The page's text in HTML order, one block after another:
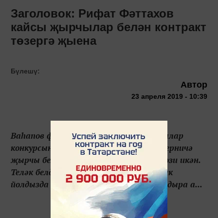
Заголовок: Рифат Фәттахов
кайсы җырчылар белән контракт
төзергә җыена
Бүлешү:
Автор
23 апреля 2019 - 10:39
Ваһапов фестиваленең яшь башкаручылар
конкурсыннан соң Рифат Фәттахов берничә
җырчы белән продюсерлык килешүе төзи икән.
Теләк белдерүчеләр дә шактый. Булачак
йолдызда продюсерны нәрсә кызыксындыра а...